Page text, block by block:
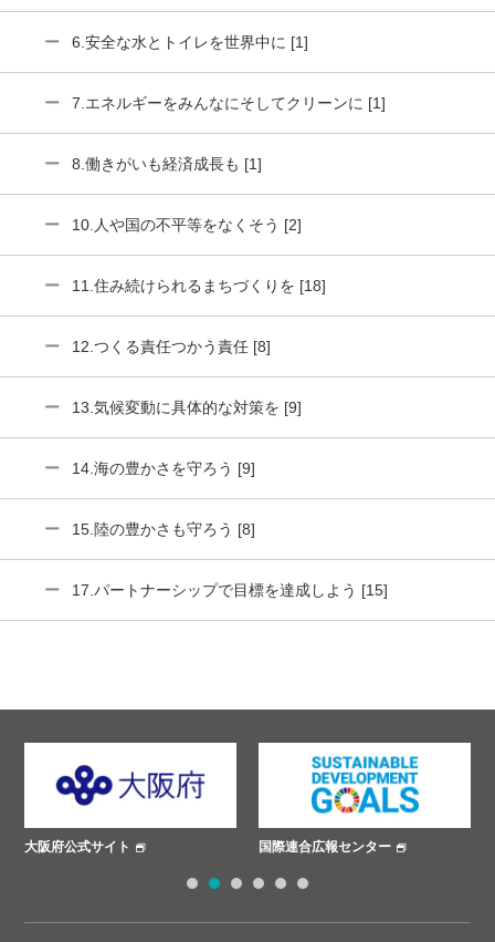
6.安全な水とトイレを世界中に [1]
7.エネルギーをみんなにそしてクリーンに [1]
8.働きがいも経済成長も [1]
10.人や国の不平等をなくそう [2]
11.住み続けられるまちづくりを [18]
12.つくる責任つかう責任 [8]
13.気候変動に具体的な対策を [9]
14.海の豊かさを守ろう [9]
15.陸の豊かさも守ろう [8]
17.パートナーシップで目標を達成しよう [15]
国際連合広報センター ささえあいプロジェクト